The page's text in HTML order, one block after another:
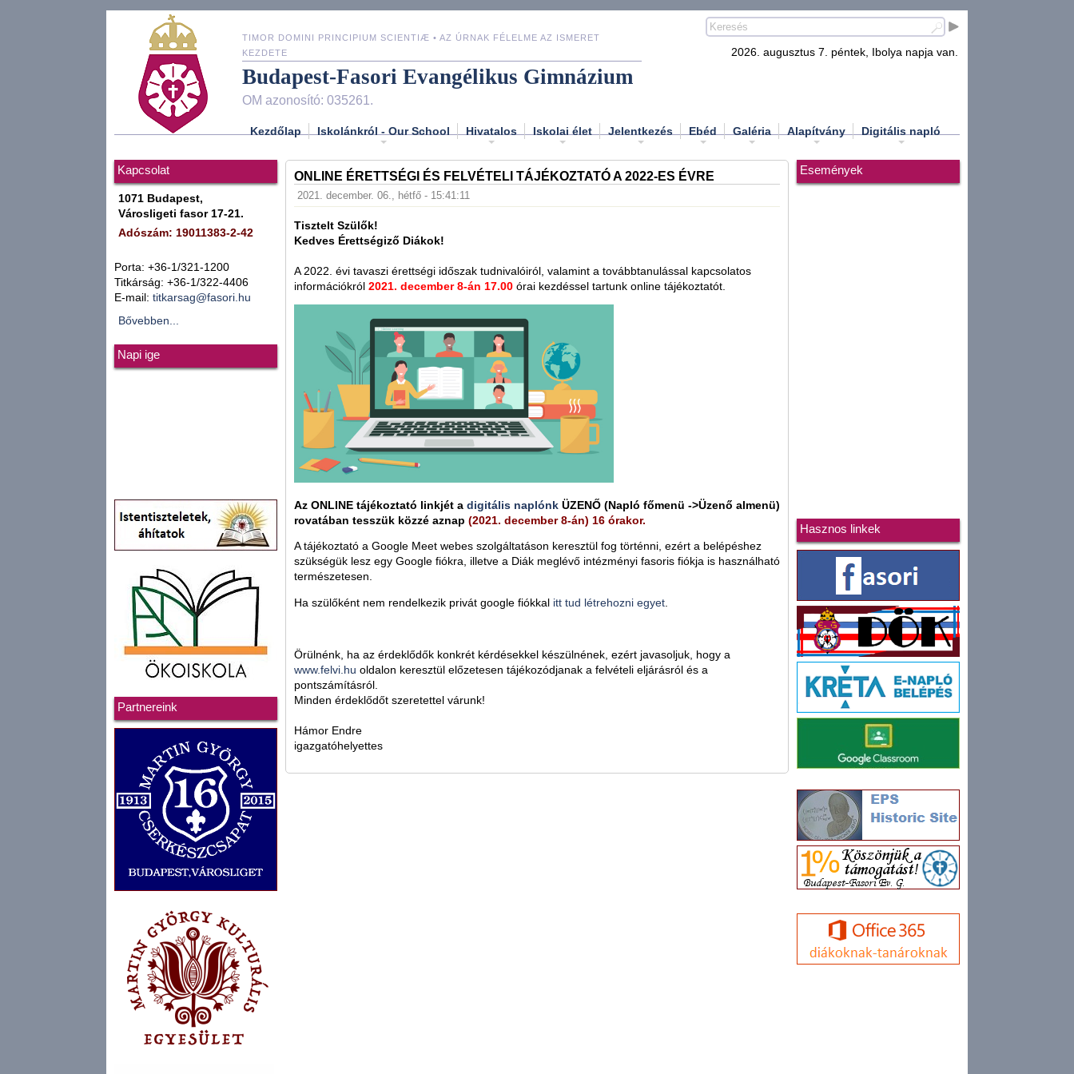
TIMOR DOMINI PRINCIPIUM SCIENTIÆ • AZ ÚRNAK FÉLELME AZ ISMERET
KEZDETE
Budapest-Fasori Evangélikus Gimnázium
OM azonosító: 035261.
2026. augusztus 7. péntek, Ibolya napja van.
Kezdőlap Iskolánkról - Our School Hivatalos Iskolai élet Jelentkezés Ebéd Galéria Alapítvány Digitális napló
Kapcsolat
1071 Budapest,
Városligeti fasor 17-21.
Adószám: 19011383-2-42
Porta: +36-1/321-1200
Titkárság: +36-1/322-4406
E-mail: titkarsag@fasori.hu
Bővebben...
Napi ige
Partnereink
ONLINE ÉRETTSÉGI ÉS FELVÉTELI TÁJÉKOZTATÓ A 2022-ES ÉVRE
2021. december. 06., hétfő - 15:41:11
Tisztelt Szülők!
Kedves Érettségiző Diákok!
A 2022. évi tavaszi érettségi időszak tudnivalóiról, valamint a továbbtanulással kapcsolatos
információkról 2021. december 8-án 17.00 órai kezdéssel tartunk online tájékoztatót.
Az ONLINE tájékoztató linkjét a digitális naplónk ÜZENŐ (Napló főmenü ->Üzenő almenü)
rovatában tesszük közzé aznap (2021. december 8-án) 16 órakor.
A tájékoztató a Google Meet webes szolgáltatáson keresztül fog történni, ezért a belépéshez
szükségük lesz egy Google fiókra, illetve a Diák meglévő intézményi fasoris fiókja is használható
természetesen.
Ha szülőként nem rendelkezik privát google fiókkal itt tud létrehozni egyet
Örülnénk, ha az érdeklődők konkrét kérdésekkel készülnének, ezért javasoljuk, hogy a
www.felvi.hu oldalon keresztül előzetesen tájékozódjanak a felvételi eljárásról és a
pontszámításról.
Minden érdeklődőt szeretettel várunk!
Hámor Endre
igazgatóhelyettes
Események
Hasznos linkek